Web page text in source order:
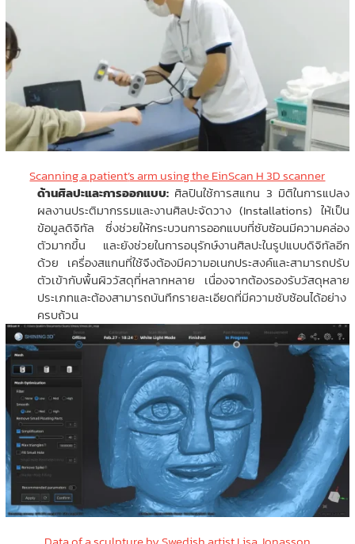
Scanning a patient’s arm using the EinScan H 3D scanner
ด้านศิลปะและการออกแบบ: ศิลปินใช้การสแกน 3 มิติในการแปลง
ผลงานประติมากรรมและงานศิลปะจัดวาง (Installations) ให้เป็น
ข้อมูลดิจิทัล ซึ่งช่วยให้กระบวนการออกแบบที่ซับซ้อนมีความคล่อง
ตัวมากขึ้น และยังช่วยในการอนุรักษ์งานศิลปะในรูปแบบดิจิทัลอีก
ด้วย เครื่องสแกนที่ใช้จึงต้องมีความอเนกประสงค์และสามารถปรับ
ตัวเข้ากับพื้นผิววัสดุที่หลากหลาย เนื่องจากต้องรองรับวัสดุหลาย
ประเภทและต้องสามารถบันทึกรายละเอียดที่มีความซับซ้อนได้อย่าง
ครบถ้วน